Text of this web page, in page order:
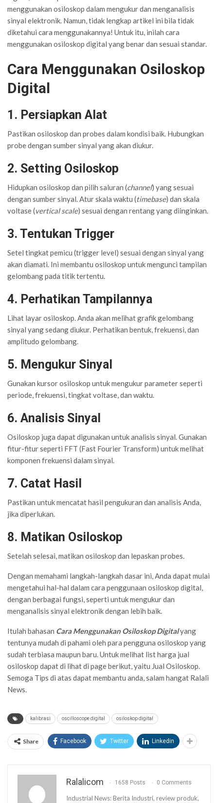
menggunakan osiloskop dalam mengukur dan menganalisis
sinyal elektronik. Namun, tidak lengkap artikel ini bila tidak
diketahui cara menggunakannya! Untuk itu, inilah cara
menggunakan osiloskop digital yang benar dan sesuai standar.
Cara Menggunakan Osiloskop
Digital
1. Persiapkan Alat
Pastikan osiloskop dan probes dalam kondisi baik. Hubungkan
probe dengan sumber sinyal yang akan diukur.
2. Setting Osiloskop
Hidupkan osiloskop dan pilih saluran (channel) yang sesuai
dengan sumber sinyal. Atur skala waktu (timebase) dan skala
voltase (vertical scale) sesuai dengan rentang yang diinginkan.
3. Tentukan Trigger
Setel tingkat pemicu (trigger level) sesuai dengan sinyal yang
akan diamati. Ini membantu osiloskop untuk mengunci tampilan
gelombang pada titik tertentu.
4. Perhatikan Tampilannya
Lihat layar osiloskop. Anda akan melihat grafik gelombang
sinyal yang sedang diukur. Perhatikan bentuk, frekuensi, dan
amplitudo gelombang.
5. Mengukur Sinyal
Gunakan kursor osiloskop untuk mengukur parameter seperti
periode, frekuensi, tingkat voltase, dan waktu.
6. Analisis Sinyal
Osiloskop juga dapat digunakan untuk analisis sinyal. Gunakan
fitur-fitur seperti FFT (Fast Fourier Transform) untuk melihat
komponen frekuensi dalam sinyal.
7. Catat Hasil
Pastikan untuk mencatat hasil pengukuran dan analisis Anda,
jika diperlukan.
8. Matikan Osiloskop
Setelah selesai, matikan osiloskop dan lepaskan probes.
Dengan memahami langkah-langkah dasar ini, Anda dapat mulai
mengetahui hal-hal dalam cara penggunaan osiloskop digital,
dengan berbagai fungsi, seperti untuk mengukur dan
menganalisis sinyal elektronik dengan lebih baik.
Itulah bahasan Cara Menggunakan Osiloskop Digitalyang
tentunya mudah di pahami oleh para pengguna osiloskop yang
sudah terbiasa maupun baru. Untuk melihat list harga jual
osiloskop dapat di lihat di page berikut, yaitu Jual Osiloskop.
Semoga Tips di atas dapat membantu anda, salam hangat Ralali
News.
kalibrasi oscilloscope digital osiloskop digital
Share Facebook Twitter Linkedin
Ralalicom 1658 Posts 0 Comments
Industrial News: Berita Industri, review produk,